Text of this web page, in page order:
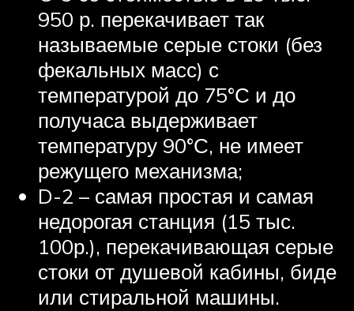
950 р. перекачивает так
называемые серые стоки (без
фекальных масс) с
температурой до 75°С и до
получаса выдерживает
температуру 90°С, не имеет
режущего механизма;
D-2 – самая простая и самая
недорогая станция (15 тыс.
100р.), перекачивающая серые
стоки от душевой кабины, биде
или стиральной машины.